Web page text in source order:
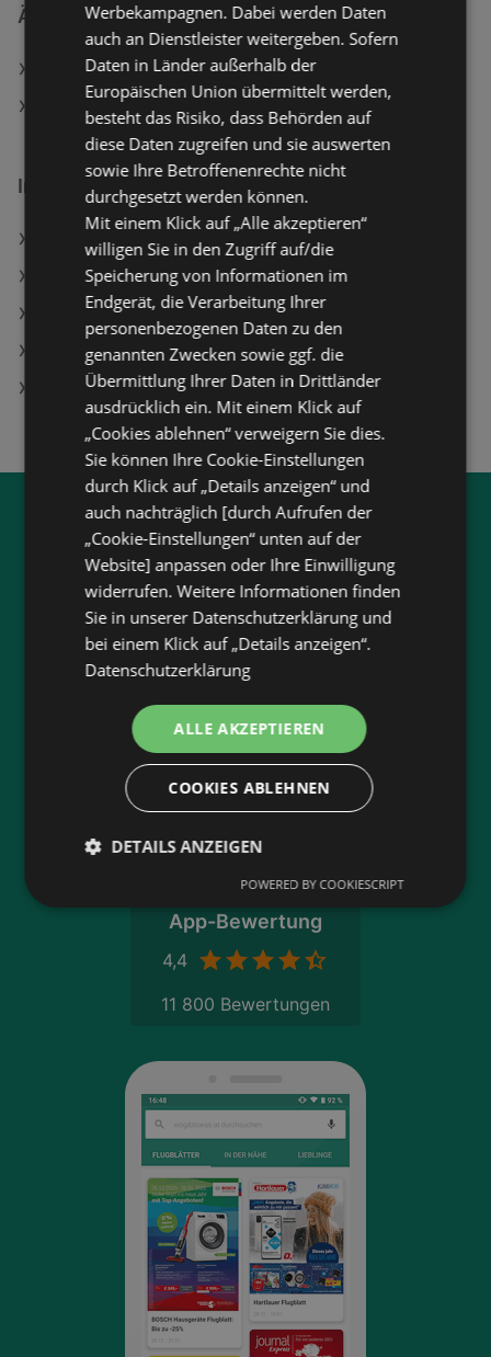
Ähnliche Händler
KiK Angebote
Woolworth Angebote
Interessantes auf wogibtswas.at
McDonald's Filialen in Wien (9. Bezirk)
Peugeot Austria Gesellschaft m.b.H. in Tarsdorf
Liebherr Cnbe Angebote
Sid Meier’s Civilization VII - [PlayStation 5]
Tangerine Dream - Phaedra (Remastered) [CD]
Jetzt unserewogibtswas.at
App runterladen:
Filtere nach Branchen und stöbere in Produkten
und Flugblättern
Plane deinen Einkauf mit unserem Merkzettel
Lasse dich benachrichtigen, wenn es neue
Flugblätter gibt
Neu in der Stadt? Auf unserer Karte findest du
alle Anbieter in deiner Nähe.
App-Bewertung
4,4
11 800 Bewertungen
Werbekampagnen. Dabei werden Daten
auch an Dienstleister weitergeben. Sofern
Daten in Länder außerhalb der
Europäischen Union übermittelt werden,
besteht das Risiko, dass Behörden auf
diese Daten zugreifen und sie auswerten
sowie Ihre Betroffenenrechte nicht
durchgesetzt werden können.
Mit einem Klick auf „Alle akzeptieren“
willigen Sie in den Zugriff auf/die
Speicherung von Informationen im
Endgerät, die Verarbeitung Ihrer
personenbezogenen Daten zu den
genannten Zwecken sowie ggf. die
Übermittlung Ihrer Daten in Drittländer
ausdrücklich ein. Mit einem Klick auf
„Cookies ablehnen“ verweigern Sie dies.
Sie können Ihre Cookie-Einstellungen
durch Klick auf „Details anzeigen“ und
auch nachträglich [durch Aufrufen der
„Cookie-Einstellungen“ unten auf der
Website] anpassen oder Ihre Einwilligung
widerrufen. Weitere Informationen finden
Sie in unserer Datenschutzerklärung und
bei einem Klick auf „Details anzeigen“.
Datenschutzerklärung
ALLE AKZEPTIEREN
COOKIES ABLEHNEN
DETAILS ANZEIGEN
POWERED BY COOKIESCRIPT